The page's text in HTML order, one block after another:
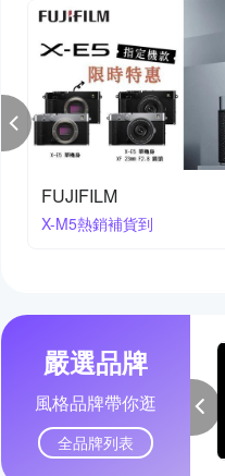
寶麗來印相機系列
買就送相紙
嚴選品牌
風格品牌帶你逛
全品牌列表